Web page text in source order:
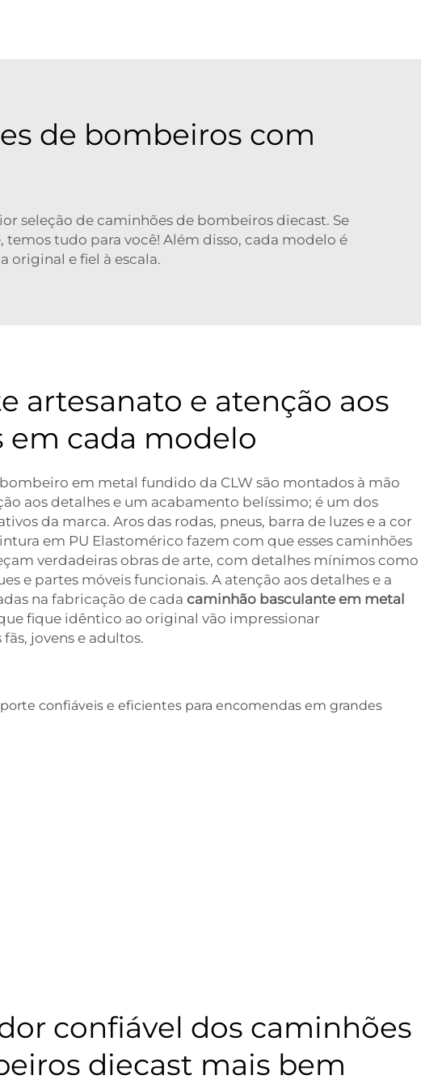
de bombeiros com
seleção de caminhões de bombeiros diecast. Se
tudo para você! Além disso, cada modelo é
original e fiel à escala.
artesanato e atenção aos
em cada modelo
em metal fundido da CLW são montados à mão
aos detalhes e um acabamento belíssimo; é um dos
da marca. Aros das rodas, pneus, barra de luzes e a cor
em PU Elastomérico fazem com que esses caminhões
verdadeiras obras de arte, com detalhes mínimos como
e partes móveis funcionais. A atenção aos detalhes e a
na fabricação de cada caminhão basculante em metal
fique idêntico ao original vão impressionar
jovens e adultos.
confiável dos caminhões
diecast mais bem